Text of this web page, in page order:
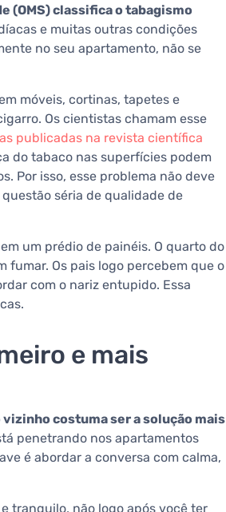
(OMS) classifica o tabagismo
e muitas outras condições
no seu apartamento, não se
móveis, cortinas, tapetes e
Os cientistas chamam esse
publicadas na revista científica
do tabaco nas superfícies podem
Por isso, esse problema não deve
séria de qualidade de
um prédio de painéis. O quarto do
fumar. Os pais logo percebem que o
com o nariz entupido. Essa
e mais
costuma ser a solução mais
penetrando nos apartamentos
é abordar a conversa com calma,
tranquilo, não logo após você ter